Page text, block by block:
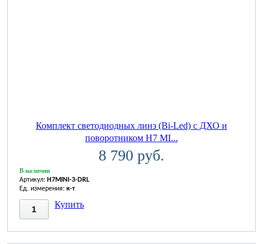
Комплект светодиодных линз (Bi-Led) с ДХО и
поворотником H7 MI...
8 790 руб.
В наличии
Артикул: H7MINI-3-DRL
Ед. измерения: к-т
Купить